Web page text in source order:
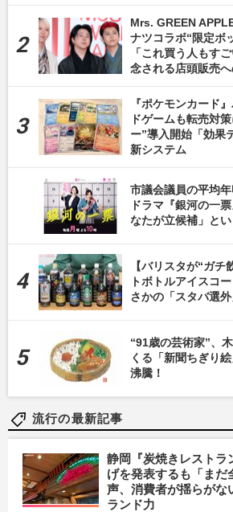
Mrs. GREEN
ナツコラボ“限定ボ
「これ買う人もす
念される店頭販売
『ポケモンカード
ドゲームも転売対
ー”導入開始「効果
新システム
市議会議員の平均
ドラマ『銀河の一
なたが立候補」と
【バリスタが“ガチ
トボトルアイスコ
さかの「スタバ選
“91歳の芸術家”、
くる「新聞ちぎり
沸騰！
流行の最新記事
静岡『炭焼きレストラ
げを発表するも「まだ
声、消費者が揺らがな
ランド力